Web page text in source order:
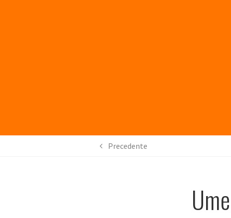
Precedente